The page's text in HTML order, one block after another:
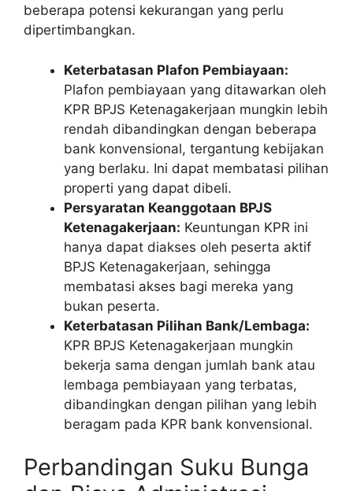
beberapa potensi kekurangan yang perlu
dipertimbangkan.
Keterbatasan Plafon Pembiayaan:
Plafon pembiayaan yang ditawarkan oleh
KPR BPJS Ketenagakerjaan mungkin lebih
rendah dibandingkan dengan beberapa
bank konvensional, tergantung kebijakan
yang berlaku. Ini dapat membatasi pilihan
properti yang dapat dibeli.
Persyaratan Keanggotaan BPJS
Ketenagakerjaan: Keuntungan KPR ini
hanya dapat diakses oleh peserta aktif
BPJS Ketenagakerjaan, sehingga
membatasi akses bagi mereka yang
bukan peserta.
Keterbatasan Pilihan Bank/Lembaga:
KPR BPJS Ketenagakerjaan mungkin
bekerja sama dengan jumlah bank atau
lembaga pembiayaan yang terbatas,
dibandingkan dengan pilihan yang lebih
beragam pada KPR bank konvensional.
Perbandingan Suku Bunga